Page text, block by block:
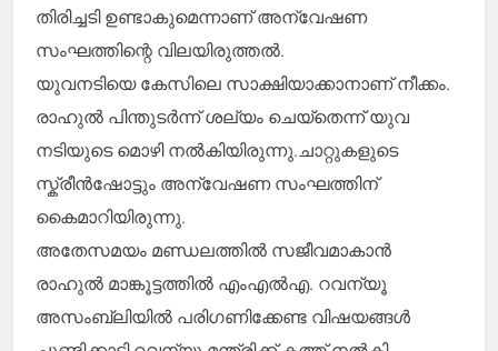
തിരിച്ചടി ഉണ്ടാകുമെന്നാണ് അന്വേഷണ
സംഘത്തിന്റെ വിലയിരുത്തൽ.
യുവനടിയെ കേസിലെ സാക്ഷിയാക്കാനാണ് നീക്കം.
രാഹുൽ പിന്തുടർന്ന് ശല്യം ചെയ്തെന്ന് യുവ
നടിയുടെ മൊഴി നൽകിയിരുന്നു.ചാറ്റുകളുടെ
സ്ക്രീൻഷോട്ടും അന്വേഷണ സംഘത്തിന്
കൈമാറിയിരുന്നു.
അതേസമയം മണ്ഡലത്തിൽ സജീവമാകാൻ
രാഹുൽ മാങ്കൂട്ടത്തിൽ എംഎൽഎ. റവന്യൂ
അസംബ്ലിയിൽ പരിഗണിക്കേണ്ട വിഷയങ്ങൾ